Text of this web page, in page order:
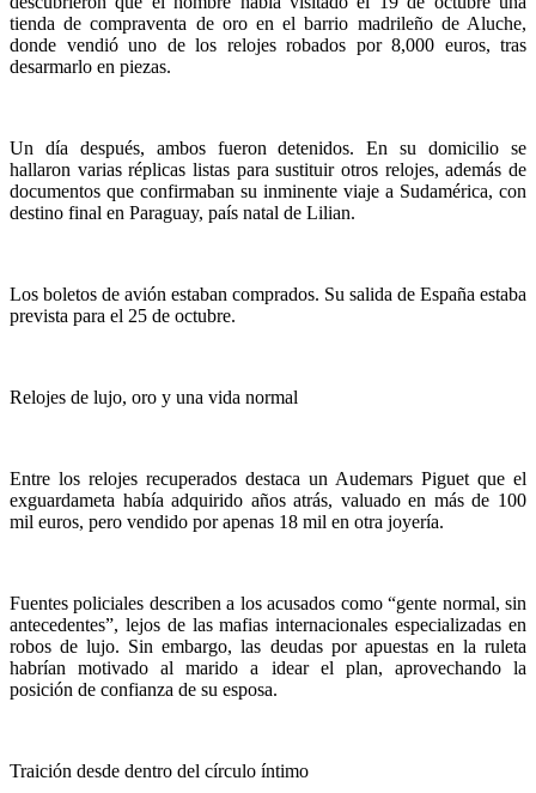
tienda de compraventa de oro en el barrio madrileño de Aluche,
donde vendió uno de los relojes robados por 8,000 euros, tras
desarmarlo en piezas.
Un día después, ambos fueron detenidos. En su domicilio se
hallaron varias réplicas listas para sustituir otros relojes, además de
documentos que confirmaban su inminente viaje a Sudamérica, con
destino final en Paraguay, país natal de Lilian.
Los boletos de avión estaban comprados. Su salida de España estaba
prevista para el 25 de octubre.
Relojes de lujo, oro y una vida normal
Entre los relojes recuperados destaca un Audemars Piguet que el
exguardameta había adquirido años atrás, valuado en más de 100
mil euros, pero vendido por apenas 18 mil en otra joyería.
Fuentes policiales describen a los acusados como “gente normal, sin
antecedentes”, lejos de las mafias internacionales especializadas en
robos de lujo. Sin embargo, las deudas por apuestas en la ruleta
habrían motivado al marido a idear el plan, aprovechando la
posición de confianza de su esposa.
Traición desde dentro del círculo íntimo